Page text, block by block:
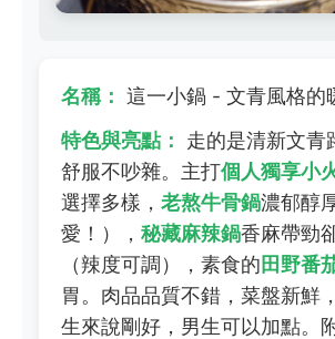
名稱： 這一小鍋 - 文青風格的
特色與亮點：
走的是清新文青
舒服不吵雜。主打個人獨享小
選擇多樣， 老熬牛骨鍋濃郁醇
愛！）， 秘藏麻辣鍋香麻帶勁
（辣度可調），素食的田野番
胃。肉品品質不錯，菜盤新鮮
生來說剛好，男生可以加點。